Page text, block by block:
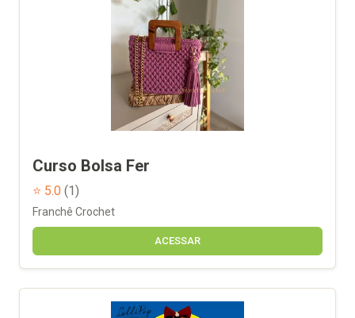
Curso Bolsa Fer
⭐ 5.0 (1)
Franchê Crochet
ACESSAR